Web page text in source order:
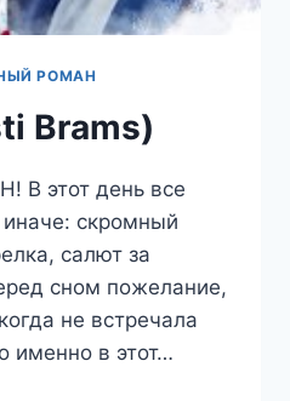
РОМАН
Brams)
В этот день все
скромный
салют за
сном пожелание,
не встречала
именно в этот…